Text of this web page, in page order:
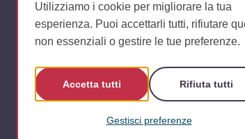
Utilizziamo i cookie per migliorare la tua
esperienza. Puoi accettarli tutti, rifiutare
non essenziali o gestire le tue preferenze.
Accetta tutti Rifiuta tutti
Gestisci preferenze